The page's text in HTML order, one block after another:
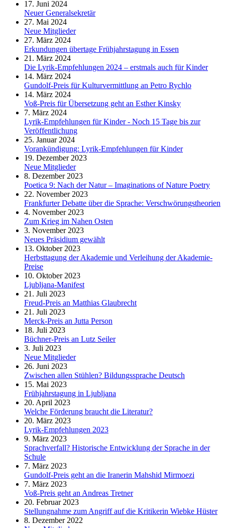
17. Juni 2024
Neuer Generalsekretär
27. Mai 2024
Neue Mitglieder
27. März 2024
Erkundungen übertage Frühjahrstagung in Essen
21. März 2024
Die Lyrik-Empfehlungen 2024 – erstmals auch für Kinder
14. März 2024
Gundolf-Preis für Kulturvermittlung an Petro Rychlo
14. März 2024
Voß-Preis für Übersetzung geht an Esther Kinsky
7. März 2024
Lyrik-Empfehlungen für Kinder - Noch 15 Tage bis zur
Veröffentlichung
25. Januar 2024
Vorankündigung: Lyrik-Empfehlungen für Kinder
19. Dezember 2023
Neue Mitglieder
8. Dezember 2023
Poetica 9: Nach der Natur – Imaginations of Nature Poetry
22. November 2023
Frankfurter Debatte über die Sprache: Verschwörungstheorien
4. November 2023
Zum Krieg im Nahen Osten
3. November 2023
Neues Präsidium gewählt
13. Oktober 2023
Herbsttagung der Akademie und Verleihung der Akademie-
Preise
10. Oktober 2023
Ljubljana-Manifest
21. Juli 2023
Freud-Preis an Matthias Glaubrecht
21. Juli 2023
Merck-Preis an Jutta Person
18. Juli 2023
Büchner-Preis an Lutz Seiler
3. Juli 2023
Neue Mitglieder
26. Juni 2023
Zwischen allen Stühlen? Bildungssprache Deutsch
15. Mai 2023
Frühjahrstagung in Ljubljana
20. April 2023
Welche Förderung braucht die Literatur?
20. März 2023
Lyrik-Empfehlungen 2023
9. März 2023
Sprachverfall? Historische Entwicklung der Sprache in der
Schule
7. März 2023
Gundolf-Preis geht an die Iranerin Mahshid Mirmoezi
7. März 2023
Voß-Preis geht an Andreas Tretner
20. Februar 2023
Stellungnahme zum Angriff auf die Kritikerin Wiebke Hüster
8. Dezember 2022